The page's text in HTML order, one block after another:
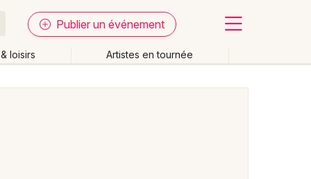
Publier un événement
loisirs Artistes en tournée